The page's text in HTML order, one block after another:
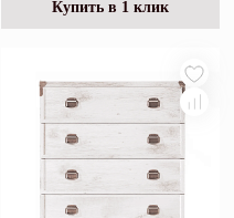
Купить в 1 клик